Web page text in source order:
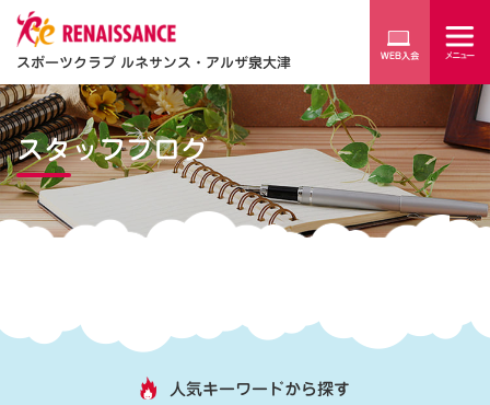
スポーツクラブ ルネサンス・アルザ泉大津
スタッフブログ
人気キーワードから探す